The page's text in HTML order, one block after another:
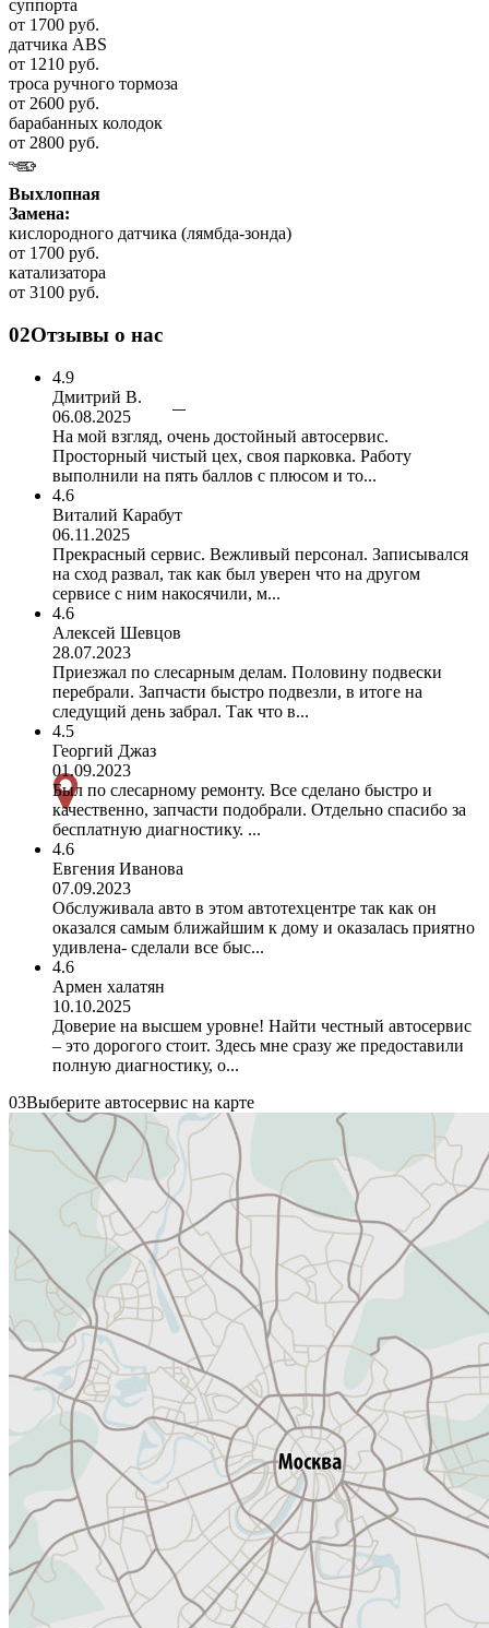
суппорта
от 1700 руб.
датчика ABS
от 1210 руб.
троса ручного тормоза
от 2600 руб.
барабанных колодок
от 2800 руб.
Выхлопная
Замена:
кислородного датчика (лямбда-зонда)
от 1700 руб.
катализатора
от 3100 руб.
02Отзывы о нас
4.9
Дмитрий В.
06.08.2025
На мой взгляд, очень достойный автосервис.
Просторный чистый цех, своя парковка. Работу
выполнили на пять баллов с плюсом и то...
4.6
Виталий Карабут
06.11.2025
Прекрасный сервис. Вежливый персонал. Записывался
на сход развал, так как был уверен что на другом
сервисе с ним накосячили, м...
4.6
Алексей Шевцов
28.07.2023
Приезжал по слесарным делам. Половину подвески
перебрали. Запчасти быстро подвезли, в итоге на
следущий день забрал. Так что в...
4.5
Георгий Джаз
01.09.2023
Был по слесарному ремонту. Все сделано быстро и
качественно, запчасти подобрали. Отдельно спасибо за
бесплатную диагностику. ...
4.6
Евгения Иванова
07.09.2023
Обслуживала авто в этом автотехцентре так как он
оказался самым ближайшим к дому и оказалась приятно
удивлена- сделали все быс...
4.6
Армен халатян
10.10.2025
Доверие на высшем уровне! Найти честный автосервис
– это дорогого стоит. Здесь мне сразу же предоставили
полную диагностику, о...
03Выберите автосервис на карте